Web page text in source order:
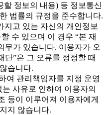
할 정보의 내용) 등 정보통신
법률의 규정을 준수합니다.
지고 있는 자신의 개인정보
수 있으며 이 경우 “본 재
무가 있습니다. 이용자가 오
단”은 그 오류를 정정할 때
습니다.
여 관리책임자를 지정 운영
사유로 인하여 이용자의
등이 이루어져 이용자에게
지 않습니다.